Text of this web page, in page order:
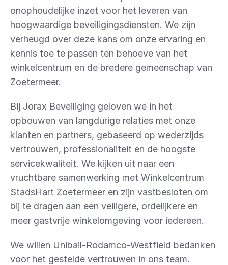
onophoudelijke inzet voor het leveren van
hoogwaardige beveiligingsdiensten. We zijn
verheugd over deze kans om onze ervaring en
kennis toe te passen ten behoeve van het
winkelcentrum en de bredere gemeenschap van
Zoetermeer.
Bij Jorax Beveiliging geloven we in het
opbouwen van langdurige relaties met onze
klanten en partners, gebaseerd op wederzijds
vertrouwen, professionaliteit en de hoogste
servicekwaliteit. We kijken uit naar een
vruchtbare samenwerking met Winkelcentrum
StadsHart Zoetermeer en zijn vastbesloten om
bij te dragen aan een veiligere, ordelijkere en
meer gastvrije winkelomgeving voor iedereen.
We willen Unibail-Rodamco-Westfield bedanken
voor het gestelde vertrouwen in ons team.